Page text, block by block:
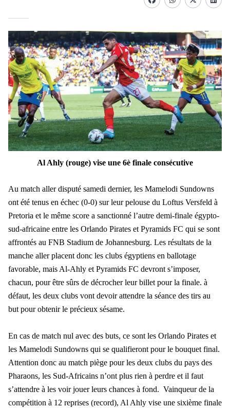
FacebookwhatsappTwitter
Al Ahly (rouge) vise une 6è finale consécutive
Au match aller disputé samedi dernier, les Mamelodi Sundowns
ont été tenus en échec (0-0) sur leur pelouse du Loftus Versfeld à
Pretoria et le même score a sanctionné l’autre demi-finale égypto-
sud-africaine entre les Orlando Pirates et Pyramids FC qui se sont
affrontés au FNB Stadium de Johannesburg. Les résultats de la
manche aller placent donc les clubs égyptiens en ballotage
favorable, mais Al-Ahly et Pyramids FC devront s’imposer,
chacun, pour être sûrs de décrocher leur billet pour la finale. à
défaut, les deux clubs vont devoir attendre la séance des tirs au
but pour obtenir le précieux sésame.
En cas de match nul avec des buts, ce sont les Orlando Pirates et
les Mamelodi Sundowns qui se qualifieront pour le bouquet final.
Attention donc au match piège pour les deux clubs du pays des
Pharaons, les Sud-Africains n’ont plus rien à perdre et il faut
s’attendre à les voir jouer leurs chances à fond. Vainqueur de la
compétition à 12 reprises (record), Al Ahly vise une sixième finale